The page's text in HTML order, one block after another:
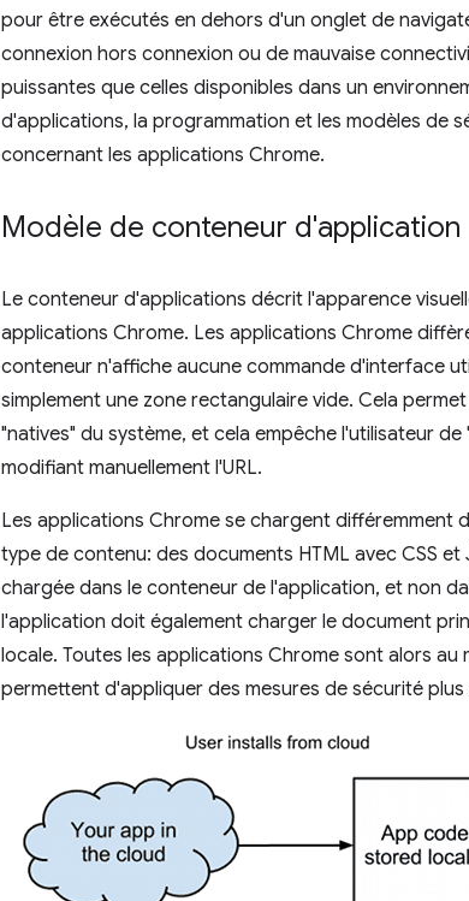
pour être exécutés en dehors d'un onglet de
connexion hors connexion ou de mauvaise
puissantes que celles disponibles dans un
d'applications, la programmation et les modèles de
concernant les applications Chrome.
Modèle de conteneur d'application
Le conteneur d'applications décrit l'apparence
applications Chrome. Les applications Chrome
conteneur n'affiche aucune commande d'interface
simplement une zone rectangulaire vide. Cela
"natives" du système, et cela empêche l'utilisateur
modifiant manuellement l'URL.
Les applications Chrome se chargent différemment
type de contenu: des documents HTML avec CSS
chargée dans le conteneur de l'application, et non
l'application doit également charger le document
locale. Toutes les applications Chrome sont alors
permettent d'appliquer des mesures de sécurité